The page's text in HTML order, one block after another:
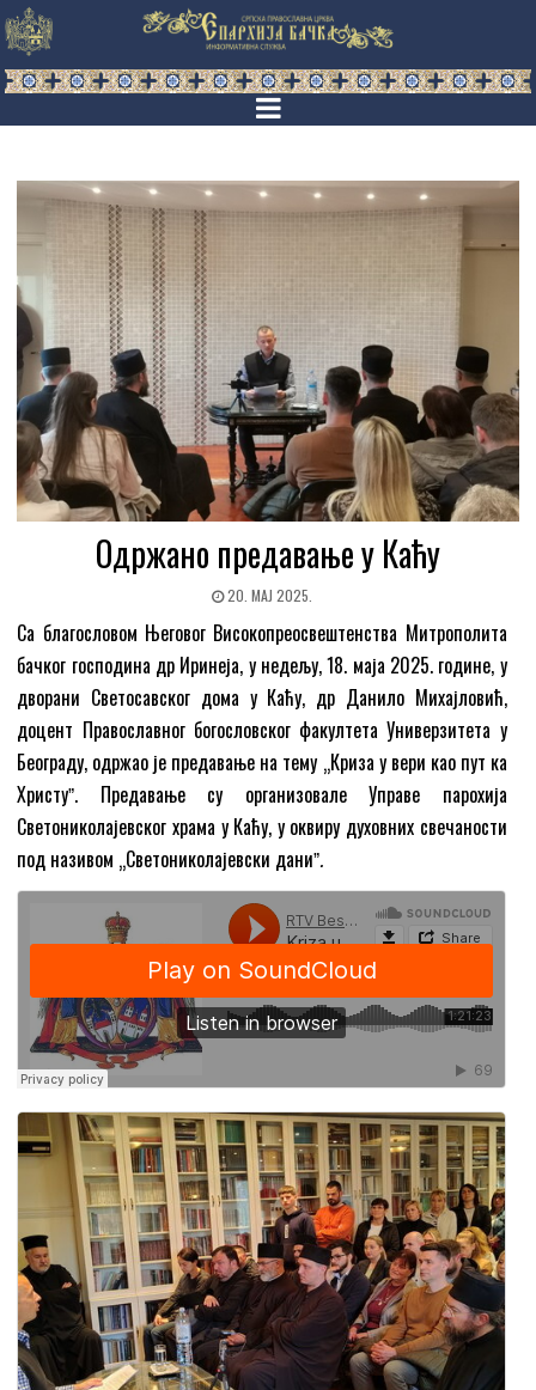
Одржано предавање у Каћу
20. МАЈ 2025.
Са благословом Његовог Високопреосвештенства Митрополита
бачког господина др Иринеја, у недељу, 18. маја 2025. године, у
дворани Светосавског дома у Каћу, др Данило Михајловић,
доцент Православног богословског факултета Универзитета у
Београду, одржао је предавање на тему „Криза у вери као пут ка
Христуˮ. Предавање су организовале Управе парохија
Светониколајевског храма у Каћу, у оквиру духовних свечаности
под називом „Светониколајевски даниˮ.